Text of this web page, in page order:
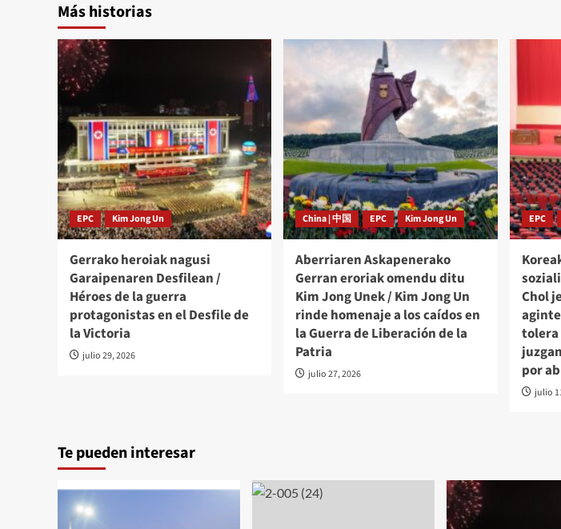
Más historias
EPC Kim Jong Un
Gerrako heroiak nagusi
Garaipenaren Desfilean /
Héroes de la guerra
protagonistas en el Desfile de
la Victoria
julio 29, 2026
China | 中国 EPC Kim Jong Un
Aberriaren Askapenerako
Gerran eroriak omendu ditu
Kim Jong Unek / Kim Jong Un
rinde homenaje a los caídos en
la Guerra de Liberación de la
Patria
julio 27, 2026
EPC
Chol
tolera
por
julio
Te pueden interesar